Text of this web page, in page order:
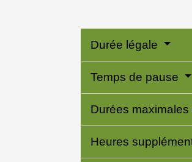
Durée légale
Temps de pause
Durées maximales
Heures